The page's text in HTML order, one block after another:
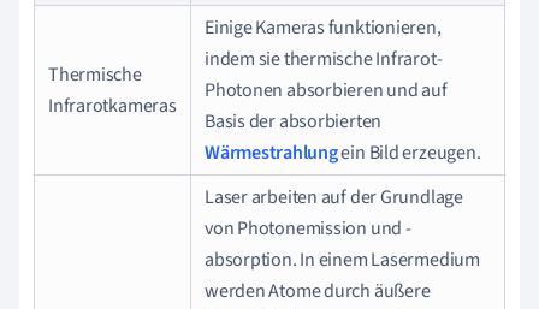
Thermische
Infrarotkameras
Einige Kameras funktionieren,
indem sie thermische Infrarot-
Photonen absorbieren und auf
Basis der absorbierten
Wärmestrahlungein Bild erzeugen.
Laser arbeiten auf der Grundlage
von Photonemission und -
absorption. In einem Lasermedium
werden Atome durch äußere